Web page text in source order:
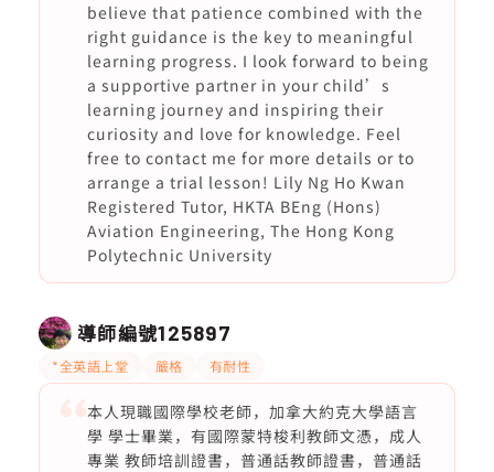
believe that patience combined with the
right guidance is the key to meaningful
learning progress. I look forward to being
a supportive partner in your child’s
learning journey and inspiring their
curiosity and love for knowledge. Feel
free to contact me for more details or to
arrange a trial lesson! Lily Ng Ho Kwan
Registered Tutor, HKTA BEng (Hons)
Aviation Engineering, The Hong Kong
Polytechnic University
導師編號125897
*全英語上堂 嚴格 有耐性
本人現職國際學校老師，加拿大約克大學語言
學 學士畢業，有國際蒙特梭利教師文憑，成人
專業 教師培訓證書，普通話教師證書，普通話